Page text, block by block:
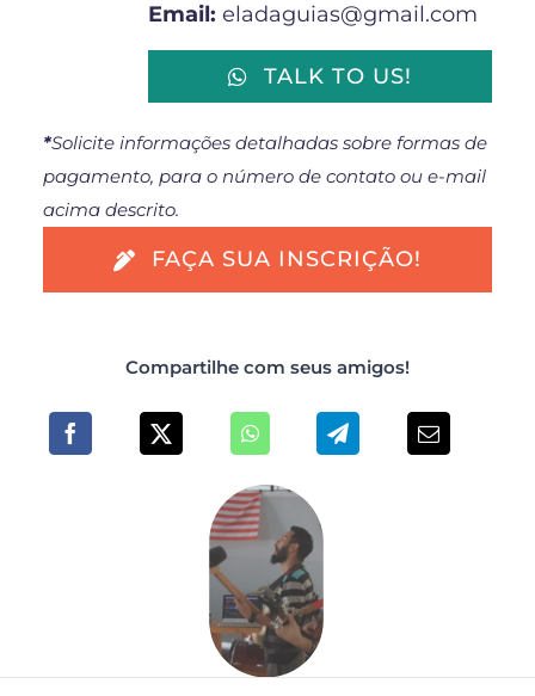
Email: eladaguias@gmail.com
TALK TO US!
*Solicite informações detalhadas sobre formas de
pagamento, para o número de contato ou e-mail
acima descrito.
FAÇA SUA INSCRIÇÃO!
Compartilhe com seus amigos!